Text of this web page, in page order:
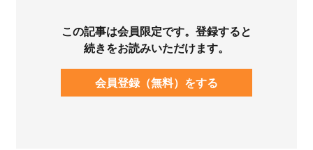
この記事は会員限定です。登録すると
続きをお読みいただけます。
会員登録（無料）をする